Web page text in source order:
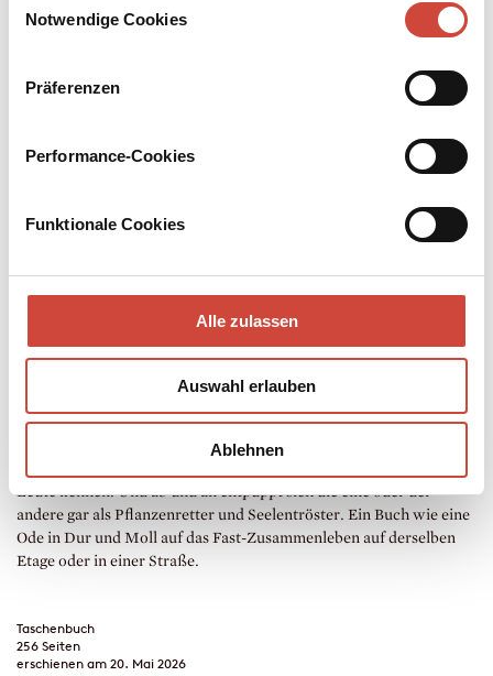
Notwendige Cookies
Präferenzen
Performance-Cookies
Funktionale Cookies
Alle zulassen
Auswahl erlauben
Ablehnen
Download Bilddatei ↘
Kaufen
Ausgewählt von Martha Schoknecht
Ob man in einem Mansardenzimmer oder einer einsamen Hütte im
wochenlang nichts von ihnen, dann plötzlich fragen sie nach Mehl,
Milch oder Stärkerem. Mitunter findet man in ihnen neue Freunde,
Leute kennen. Und ab und an entpuppt sich die eine oder der
andere gar als Pflanzenretter und Seelentröster. Ein Buch wie eine
Ode in Dur und Moll auf das Fast-Zusammenleben auf derselben
Etage oder in einer Straße.
Taschenbuch
256 Seiten
erschienen am 20. Mai 2026